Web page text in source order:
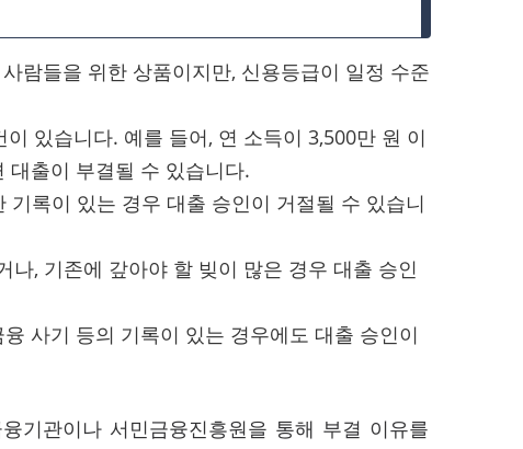
람들을 위한 상품이지만, 신용등급이 일정 수준
있습니다. 예를 들어, 연 소득이 3,500만 원 이
대출이 부결될 수 있습니다.
록이 있는 경우 대출 승인이 거절될 수 있습니
나, 기존에 갚아야 할 빚이 많은 경우 대출 승인
사기 등의 기록이 있는 경우에도 대출 승인이
기관이나 서민금융진흥원을 통해 부결 이유를